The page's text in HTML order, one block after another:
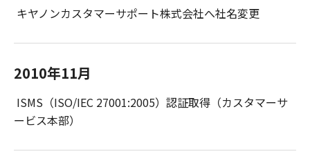
キヤノンカスタマーサポート株式会社へ社名変更
2010年11月
ISMS（ISO/IEC 27001:2005）認証取得（カスタマーサ
ービス本部）